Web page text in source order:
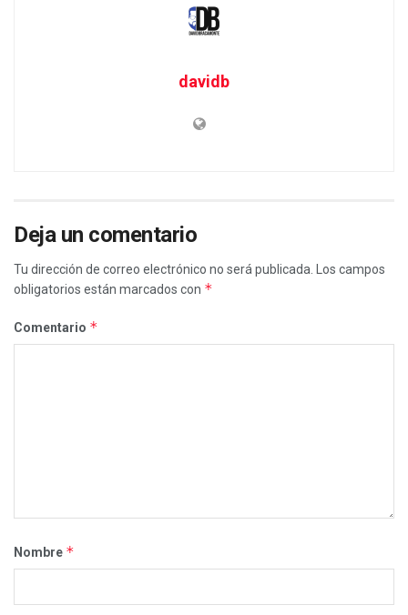
davidb
Deja un comentario
Tu dirección de correo electrónico no será publicada.
Los campos
obligatorios están marcados con *
Comentario *
Nombre *